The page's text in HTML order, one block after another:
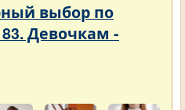
выбор по
Девочкам -